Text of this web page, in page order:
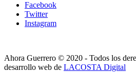
Facebook
Twitter
Instagram
Ahora Guerrero © 2020 - Todos los
desarrollo web de LACOSTA Digital